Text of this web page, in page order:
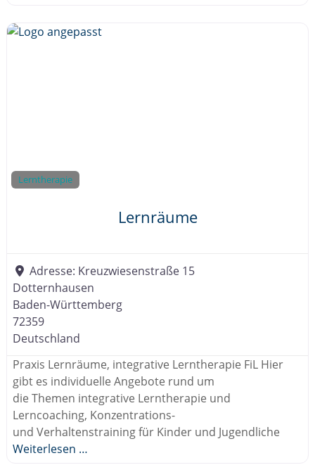
Lerntherapie
Lernräume
Adresse: Kreuzwiesenstraße 15
Dotternhausen
Baden-Württemberg
72359
Deutschland
Praxis Lernräume, integrative Lerntherapie FiL Hier
gibt es individuelle Angebote rund um
die Themen integrative Lerntherapie und
Lerncoaching, Konzentrations-
und Verhaltenstraining für Kinder und Jugendliche
Weiterlesen …